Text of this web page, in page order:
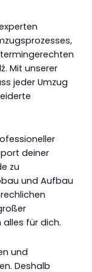
Mit unserer
jeder Umzug
deiner
zu
und Aufbau
für dich.
und
Deshalb